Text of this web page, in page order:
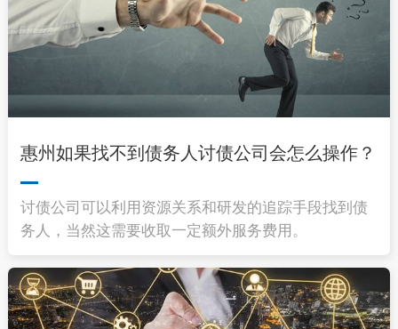
惠州如果找不到债务人讨债公司会怎么操作？
讨债公司可以利用资源关系和研发的追踪手段找到债
务人，当然这需要收取一定额外服务费用。